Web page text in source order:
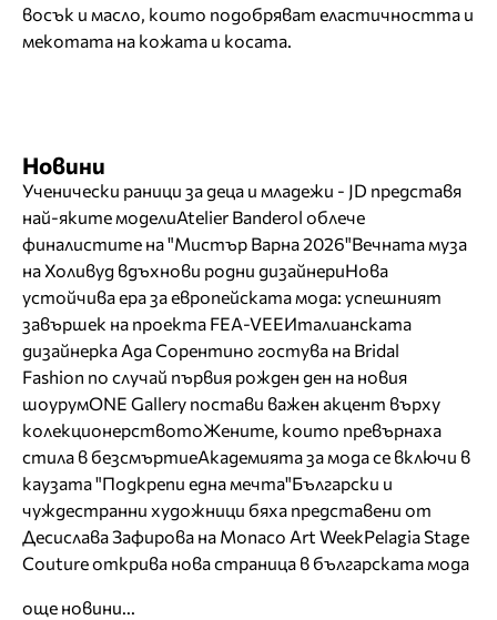
восък и масло, които подобряват еластичността и
мекотата на кожата и косата.
Новини
Ученически раници за деца и младежи - JD представя
най-яките моделиAtelier Banderol облече
финалистите на "Мистър Варна 2026"Вечната муза
на Холивуд вдъхнови родни дизайнериНова
устойчива ера за европейската мода: успешният
завършек на проекта FEA-VEEИталианската
дизайнерка Ада Сорентино гостува на Bridal
Fashion по случай първия рожден ден на новия
шоурумONE Gallery постави важен акцент върху
колекционерствотоЖените, които превърнаха
стила в безсмъртиеАкадемията за мода се включи в
каузата "Подкрепи една мечта"Български и
чуждестранни художници бяха представени от
Десислава Зафирова на Monaco Art WeekPelagia Stage
Couture открива нова страница в българската мода
още новини...